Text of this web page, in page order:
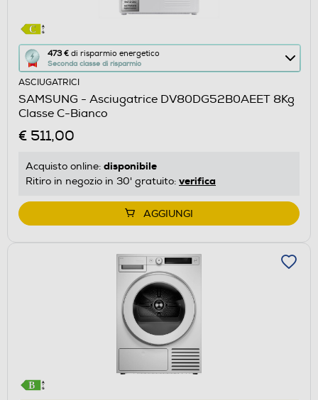
473 € di risparmio energetico
Seconda classe di risparmio
Questa
azione
aprirà
il
Calcolatore
di
energetico
Youreko.
ASCIUGATRICI
SAMSUNG - Asciugatrice DV80DG52B0AEET 8Kg
Classe C-Bianco
€ 511,00
Acquisto online: disponibile
Ritiro in negozio in 30' gratuito: verifica
AGGIUNGI